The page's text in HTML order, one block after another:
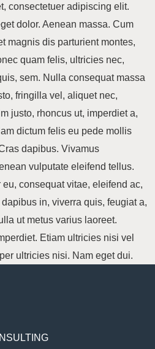
consectetuer adipiscing elit.
dolor. Aenean massa. Cum
magnis dis parturient montes,
quam felis, ultricies nec,
sem. Nulla consequat massa
fringilla vel, aliquet nec,
justo, rhoncus ut, imperdiet a,
dictum felis eu pede mollis
dapibus. Vivamus
vulputate eleifend tellus.
consequat vitae, eleifend ac,
in, viverra quis, feugiat a,
ut metus varius laoreet.
Etiam ultricies nisi vel
ultricies nisi. Nam eget dui.